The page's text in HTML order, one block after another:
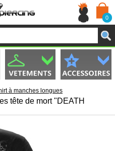
0
à manches longues
tête de mort "DEATH